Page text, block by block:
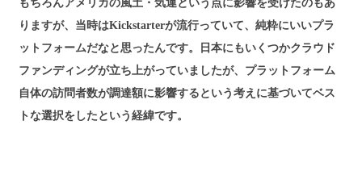
もちろんアメリカの風土・気運という点に影響を受けたのもあ
りますが、当時はKickstarterが流行っていて、純粋にいいプラ
ットフォームだなと思ったんです。日本にもいくつかクラウド
ファンディングが立ち上がっていましたが、プラットフォーム
自体の訪問者数が調達額に影響するという考えに基づいてベス
トな選択をしたという経緯です。